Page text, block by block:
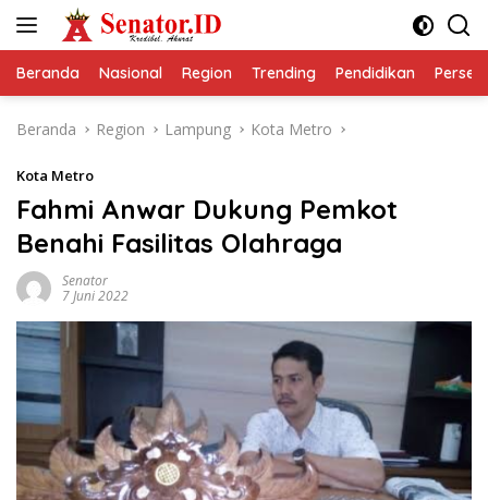
Beranda Nasional Region Trending Pendidikan
Beranda Region Lampung Kota Metro
Kota Metro
Fahmi Anwar Dukung Pemkot
Benahi Fasilitas Olahraga
Senator
7 Juni 2022